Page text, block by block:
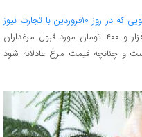
با تجارت نیوز
داشته است گفته؛مرغ با قیمت مصوب ۲۰ هزار و ۴۰۰ تومان مورد قبول مرغداران
ما ۲۴ هزار تومان است و چنانچه قیمت مرغ عادلانه شود